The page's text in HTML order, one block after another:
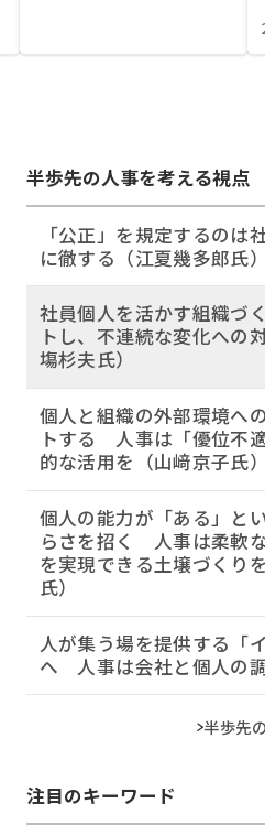
半歩先の人事を考える視点
「公正」を規定するのは
に徹する（江夏幾多郎氏）
社員個人を活かす組織づ
トし、不連続な変化への
塲杉夫氏）
個人と組織の外部環境へ
トする 人事は「優位不
的な活用を（山﨑京子氏）
個人の能力が「ある」と
らさを招く 人事は柔軟
を実現できる土壌づくり
氏）
人が集う場を提供する「
へ 人事は会社と個人の調
半歩先
注目のキーワード